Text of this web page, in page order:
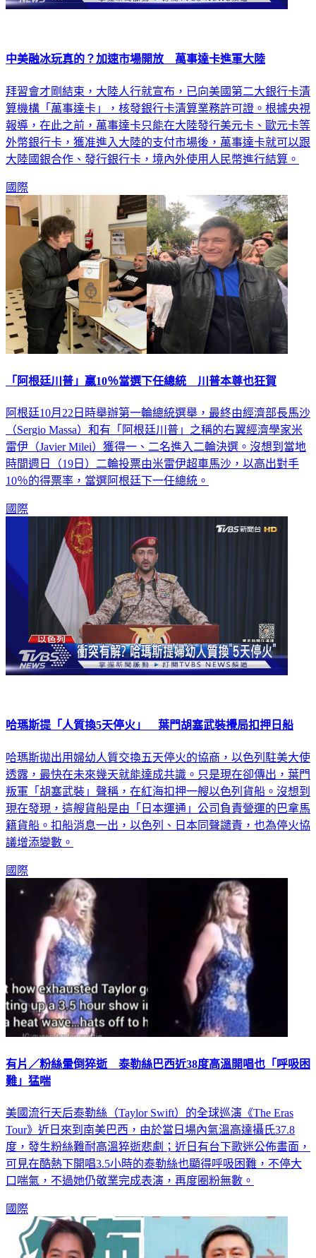
中美融冰玩真的？加速市場開放 萬事達卡進軍大陸
拜習會才剛結束，大陸人行就宣布，已向美國第二大銀行卡清
算機構「萬事達卡」，核發銀行卡清算業務許可證。根據央視
報導，在此之前，萬事達卡只能在大陸發行美元卡、歐元卡等
外幣銀行卡，獲准進入大陸的支付市場後，萬事達卡就可以跟
大陸國銀合作、發行銀行卡，境內外使用人民幣進行結算。
國際
「阿根廷川普」贏10％當選下任總統 川普本尊也狂賀
阿根廷10月22日時舉辦第一輪總統選舉，最終由經濟部長馬沙
（Sergio Massa）和有「阿根廷川普」之稱的右翼經濟學家米
雷伊（Javier Milei）獲得一、二名進入二輪決選。沒想到當地
時間週日（19日）二輪投票由米雷伊超車馬沙，以高出對手
10％的得票率，當選阿根廷下一任總統。
國際
哈瑪斯提「人質換5天停火」 葉門胡塞武裝攪局扣押日船
哈瑪斯拋出用婦幼人質交換五天停火的協商，以色列駐美大使
透露，最快在未來幾天就能達成共識。只是現在卻傳出，葉門
叛軍「胡塞武裝」聲稱，在紅海扣押一艘以色列貨船。沒想到
現在發現，這艘貨船是由「日本運通」公司負責營運的巴拿馬
籍貨船。扣船消息一出，以色列、日本同聲譴責，也為停火協
議增添變數。
國際
有片／粉絲暈倒猝逝 泰勒絲巴西近38度高溫開唱也「呼吸困
難」猛喘
美國流行天后泰勒絲（Taylor Swift）的全球巡演《The Eras
Tour》近日來到南美巴西，由於當日場內氣溫高達攝氏37.8
度，發生粉絲難耐高溫猝逝悲劇；近日有台下歌迷公佈畫面，
可見在酷熱下開唱3.5小時的泰勒絲也顯得呼吸困難，不停大
口喘氣，不過她仍敬業完成表演，再度圈粉無數。
國際